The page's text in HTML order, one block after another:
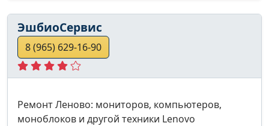
ЭшбиоСервис
8 (965) 629-16-90
Ремонт Леново: мониторов, компьютеров,
моноблоков и другой техники Lenovo